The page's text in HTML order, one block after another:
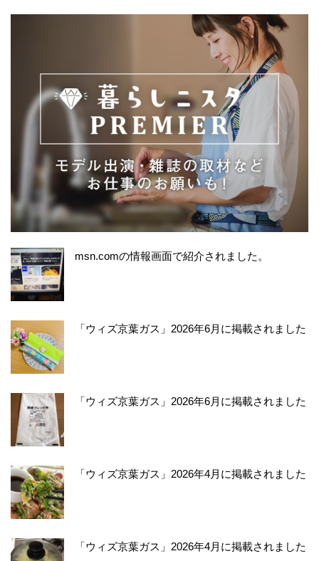
msn.comの情報画面で紹介されました。
「ウィズ京葉ガス」2026年6月に掲載されました
「ウィズ京葉ガス」2026年6月に掲載されました
「ウィズ京葉ガス」2026年4月に掲載されました
「ウィズ京葉ガス」2026年4月に掲載されました